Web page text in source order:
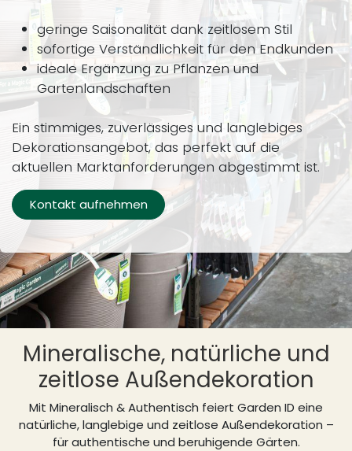
geringe Saisonalität dank zeitlosem Stil
sofortige Verständlichkeit für den Endkunden
ideale Ergänzung zu Pflanzen und
Gartenlandschaften
Ein stimmiges, zuverlässiges und langlebiges
Dekorationsangebot, das perfekt auf die
aktuellen Marktanforderungen abgestimmt ist.
Kontakt aufnehmen
Mineralische, natürliche und
zeitlose Außendekoration
Mit Mineralisch & Authentisch feiert Garden ID eine
natürliche, langlebige und zeitlose Außendekoration –
für authentische und beruhigende Gärten.